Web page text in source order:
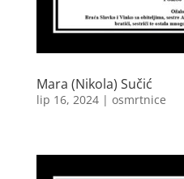
Mara (Nikola) Sučić
lip 16, 2024| osmrtnice